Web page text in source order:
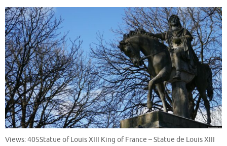
Views: 405Statue of Louis XIII King of France – Statue de Louis XIII